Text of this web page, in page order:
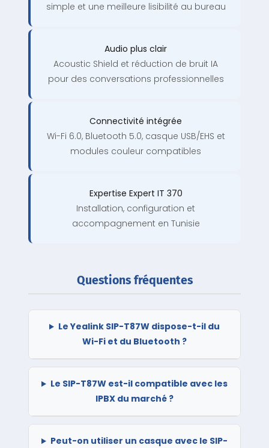
simple et une meilleure lisibilité au bureau
Audio plus clair
Acoustic Shield et réduction de bruit IA
pour des conversations professionnelles
Connectivité intégrée
Wi-Fi 6.0, Bluetooth 5.0, casque USB/EHS et
modules couleur compatibles
Expertise Expert IT 370
Installation, configuration et
accompagnement en Tunisie
Questions fréquentes
Le Yealink SIP-T87W dispose-t-il du
Wi-Fi et du Bluetooth ?
Le SIP-T87W est-il compatible avec les
IPBX du marché ?
Peut-on utiliser un casque avec le SIP-